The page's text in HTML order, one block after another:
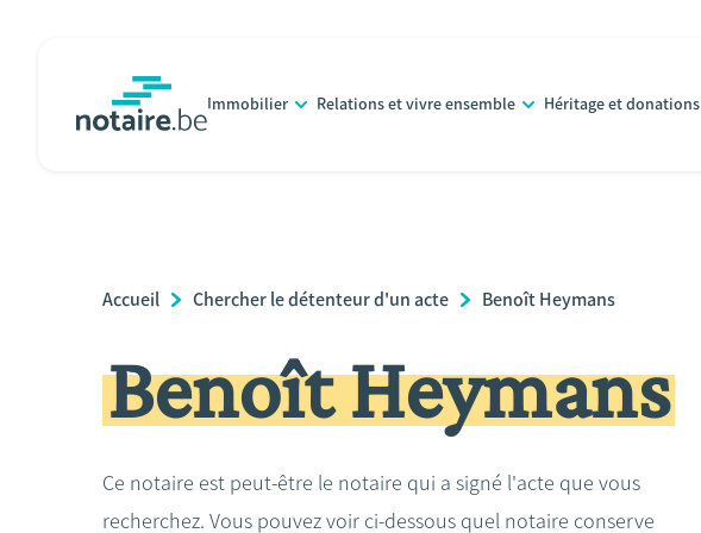
principal
Immobilier Relations et vivre ensemble Héritage et donations
Breadcrumb
Accueil Chercher le détenteur d'un acte Benoît Heymans
Benoît Heymans
Ce notaire est peut-être le notaire qui a signé l'acte que vous
recherchez. Vous pouvez voir ci-dessous quel notaire conserve